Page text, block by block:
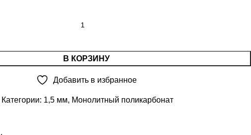
В КОРЗИНУ
Добавить в избранное
Категории: 1,5 мм, Монолитный поликарбонат